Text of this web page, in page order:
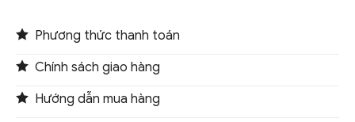
Phương thức thanh toán
Chính sách giao hàng
Hướng dẫn mua hàng